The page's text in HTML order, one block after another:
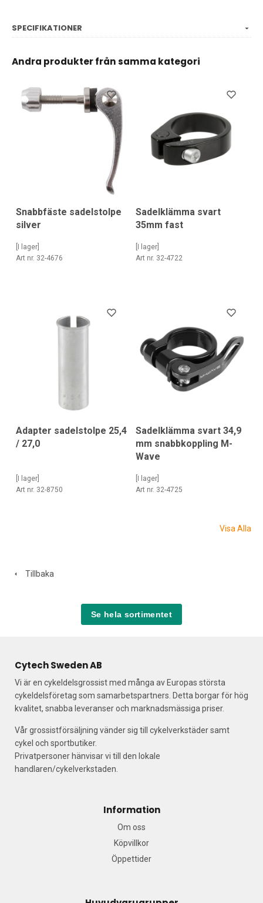
SPECIFIKATIONER
Andra produkter från samma kategori
Snabbfäste sadelstolpe
silver
[I lager]
Art nr. 32-4676
Sadelklämma svart
35mm fast
[I lager]
Art nr. 32-4722
Adapter sadelstolpe 25,4
/ 27,0
[I lager]
Art nr. 32-8750
Sadelklämma svart 34,9
mm snabbkoppling M-
Wave
[I lager]
Art nr. 32-4725
Visa Alla
Tillbaka
Se hela sortimentet
Cytech Sweden AB
Vi är en cykeldelsgrossist med många av Europas största
cykeldelsföretag som samarbetspartners. Detta borgar för hög
kvalitet, snabba leveranser och marknadsmässiga priser.
Vår grossistförsäljning vänder sig till cykelverkstäder samt
cykel och sportbutiker.
Privatpersoner hänvisar vi till den lokale
handlaren/cykelverkstaden.
Information
Om oss
Köpvillkor
Öppettider